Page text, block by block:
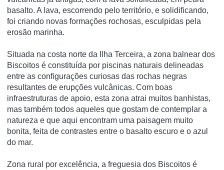
basalto. A lava, escorrendo pelo território, e solidificando,
foi criando novas formações rochosas, esculpidas pela
erosão marinha.
Situada na costa norte da Ilha Terceira, a zona balnear dos
Biscoitos é constituída por piscinas naturais delineadas
entre as configurações curiosas das rochas negras
resultantes de erupções vulcânicas. Com boas
infraestruturas de apoio, esta zona atrai muitos banhistas,
mas também todos aqueles que gostam de contemplar a
natureza e que aqui encontram uma paisagem muito
bonita, feita de contrastes entre o basalto escuro e o azul
do mar.
Zona rural por excelência, a freguesia dos Biscoitos é